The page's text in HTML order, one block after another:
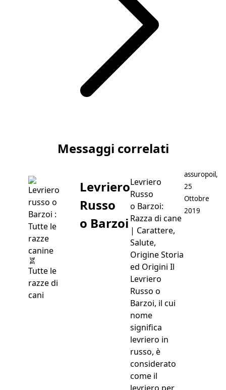
Messaggi correlati
Tutte le
razze di
cani
Levriero
Russo
o Barzoi
Levriero
Russo
o Barzoi:
Razza di cane
| Carattere,
Salute,
Origine Storia
ed Origini Il
Levriero
Russo o
Barzoi, il cui
nome
significa
levriero in
russo, è
considerato
come il
Postato da
assuropoil ,
25
Ottobre
2019